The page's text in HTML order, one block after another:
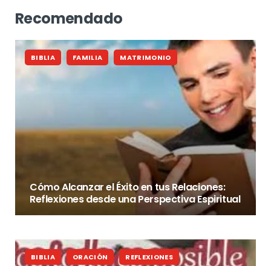
Recomendado
BIBLIA FAMILIA MATRIMONIO
Cómo Alcanzar el Éxito en tus Relaciones:
Reflexiones desde una Perspectiva Espiritual
BIBLIA ORACIÓN REFLEXIONES